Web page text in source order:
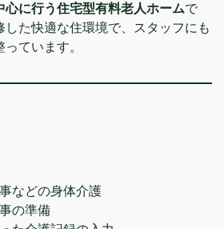
心に行う住宅型有料老人ホームで
た快適な住環境で、スタッフにも
ています。
などの身体介護
の準備